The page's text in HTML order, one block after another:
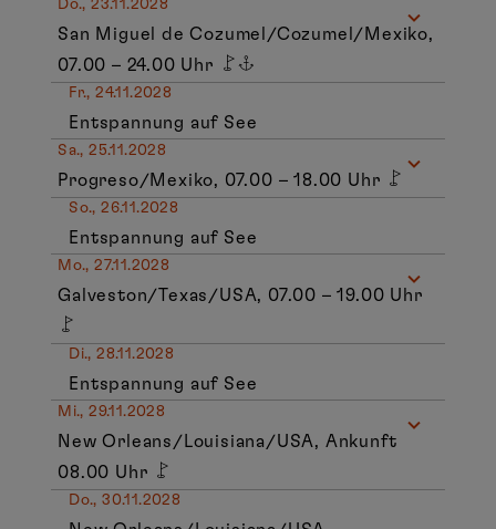
Do., 23.11.2028
San Miguel de Cozumel/Cozumel/Mexiko,
07.00 – 24.00 Uhr
Fr., 24.11.2028
Entspannung auf See
Sa., 25.11.2028
Progreso/Mexiko, 07.00 – 18.00 Uhr
So., 26.11.2028
Entspannung auf See
Mo., 27.11.2028
Galveston/Texas/USA, 07.00 – 19.00 Uhr
Di., 28.11.2028
Entspannung auf See
Mi., 29.11.2028
New Orleans/Louisiana/USA, Ankunft
08.00 Uhr
Do., 30.11.2028